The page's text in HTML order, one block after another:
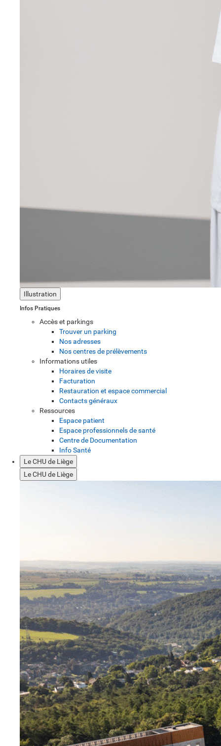
Illustration
Infos Pratiques
Accès et parkings
Trouver un parking
Nos adresses
Nos centres de prélèvements
Informations utiles
Horaires de visite
Facturation
Restauration et espace commercial
Contacts généraux
Ressources
Espace patient
Espace professionnels de santé
Centre de Documentation
Info Santé
Le CHU de Liège
Le CHU de Liège